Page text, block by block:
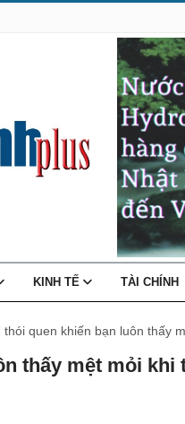
KINH TẾ TÀI CHÍNH
thói quen khiến bạn luôn thấy
thấy mệt mỏi khi